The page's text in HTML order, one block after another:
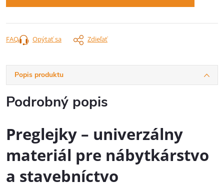
Opýtať sa Zdieľať
FAQ
Popis produktu
Podrobný popis
Preglejky – univerzálny
materiál pre nábytkárstvo
a stavebníctvo